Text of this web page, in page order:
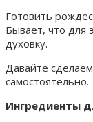
Готовить
Бывает, что для
духовку.
Давайте
самостоятельно.
Ингредиенты